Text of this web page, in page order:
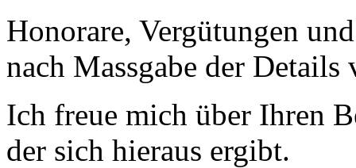
Honorare, Vergütungen
nach Massgabe der Details
Ich freue mich über Ihren
der sich hieraus ergibt.